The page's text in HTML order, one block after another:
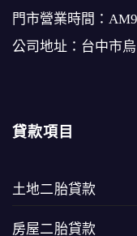
門市營業時間：
公司地址：台中市
貸款項目
土地二胎貸款
房屋二胎貸款